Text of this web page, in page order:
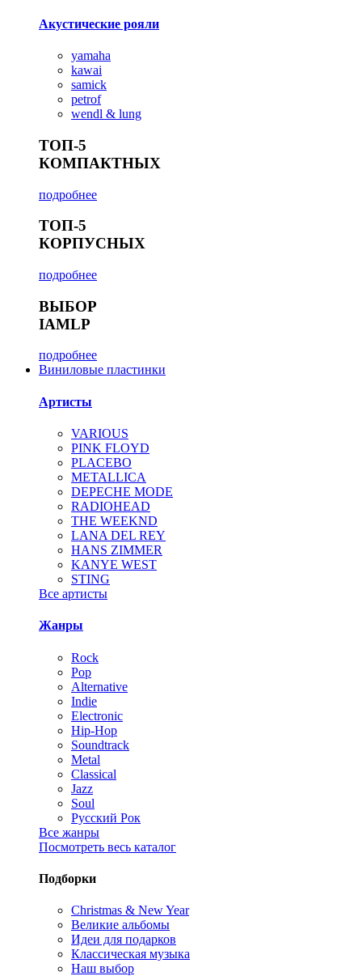
Акустические рояли
yamaha
kawai
samick
petrof
wendl & lung
ТОП-5
КОМПАКТНЫХ
подробнее
ТОП-5
КОРПУСНЫХ
подробнее
ВЫБОР
IAMLP
подробнее
Виниловые пластинки
Артисты
VARIOUS
PINK FLOYD
PLACEBO
METALLICA
DEPECHE MODE
RADIOHEAD
THE WEEKND
LANA DEL REY
HANS ZIMMER
KANYE WEST
STING
Все артисты
Жанры
Rock
Pop
Alternative
Indie
Electronic
Hip-Hop
Soundtrack
Metal
Classical
Jazz
Soul
Русский Рок
Все жанры
Посмотреть весь каталог
Подборки
Christmas & New Year
Великие альбомы
Идеи для подарков
Классическая музыка
Наш выбор